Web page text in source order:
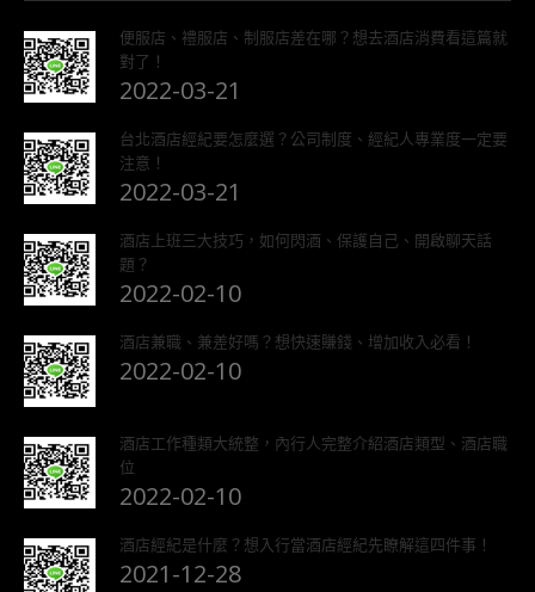
便服店、禮服店、制服店差在哪？想去酒店消費看這篇就
對了！
2022-03-21
台北酒店經紀要怎麼選？公司制度、經紀人專業度一定要
注意！
2022-03-21
酒店上班三大技巧，如何閃酒、保護自己、開啟聊天話
題？
2022-02-10
酒店兼職、兼差好嗎？想快速賺錢、增加收入必看！
2022-02-10
酒店工作種類大統整，內行人完整介紹酒店類型、酒店職
位
2022-02-10
酒店經紀是什麼？想入行當酒店經紀先瞭解這四件事！
2021-12-28